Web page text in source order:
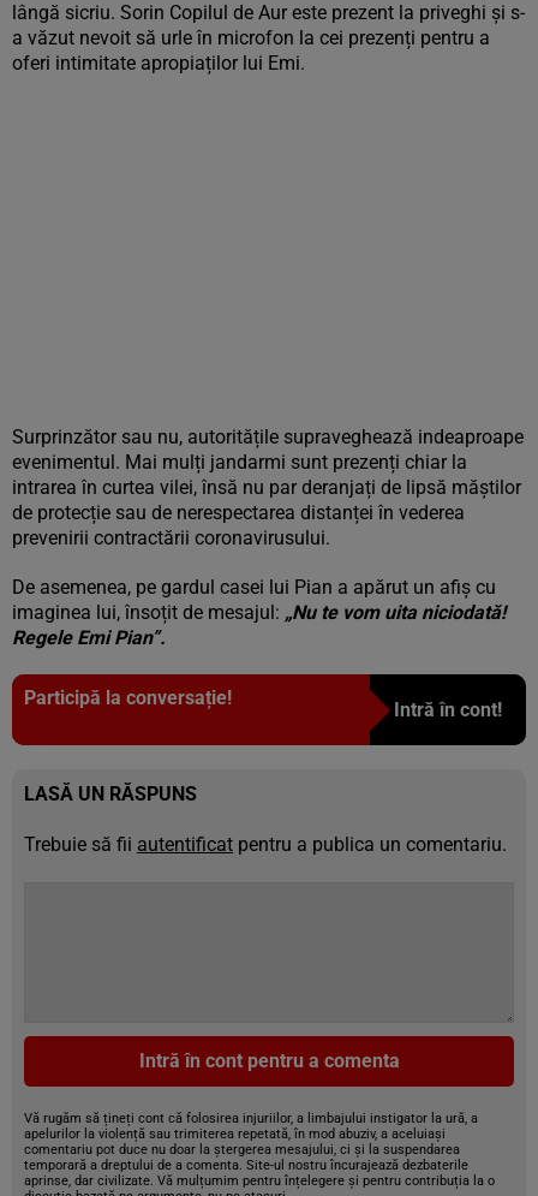
lângă sicriu. Sorin Copilul de Aur este prezent la priveghi și s-
a văzut nevoit să urle în microfon la cei prezenți pentru a
oferi intimitate apropiaților lui Emi.
Surprinzător sau nu, autoritățile supraveghează indeaproape
evenimentul. Mai mulți jandarmi sunt prezenți chiar la
intrarea în curtea vilei, însă nu par deranjați de lipsă măștilor
de protecție sau de nerespectarea distanței în vederea
prevenirii contractării coronavirusului.
De asemenea, pe gardul casei lui Pian a apărut un afiș cu
imaginea lui, însoțit de mesajul: „Nu te vom uita niciodată!
Regele Emi Pian”.
Participă la conversație!
Intră în cont!
LASĂ UN RĂSPUNS
Trebuie să fii autentificat pentru a publica un comentariu.
Intră în cont pentru a comenta
Vă rugăm să țineți cont că folosirea injuriilor, a limbajului instigator la ură, a
apelurilor la violență sau trimiterea repetată, în mod abuziv, a aceluiași
comentariu pot duce nu doar la ștergerea mesajului, ci și la suspendarea
temporară a dreptului de a comenta. Site-ul nostru încurajează dezbaterile
aprinse, dar civilizate. Vă mulțumim pentru înțelegere și pentru contribuția la o